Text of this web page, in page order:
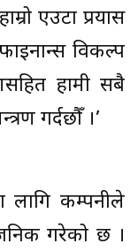
एउटा प्रयास
विकल्प
हामी सबै
गर्दछौँ ।’
लागि कम्पनीले
गरेको छ ।